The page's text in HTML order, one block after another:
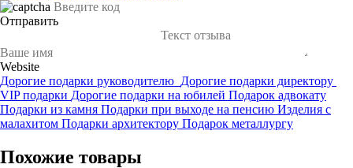
Отправить
Website
Дорогие подарки руководителю Дорогие подарки директору
VIP подарки Дорогие подарки на юбилей Подарок адвокату
Подарки из камня Подарки при выходе на пенсию Изделия с
малахитом Подарки архитектору Подарок металлургу
Похожие товары